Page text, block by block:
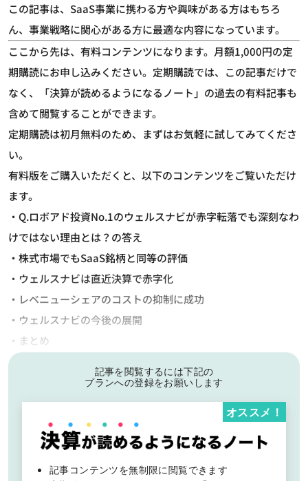
この記事は、SaaS事業に携わる方や興味がある方はもちろ
ん、事業戦略に関心がある方に最適な内容になっています。
ここから先は、有料コンテンツになります。月額1,000円の定
期購読にお申し込みください。定期購読では、この記事だけで
なく、「決算が読めるようになるノート」の過去の有料記事も
含めて閲覧することができます。
定期購読は初月無料のため、まずはお気軽に試してみてくださ
い。
有料版をご購入いただくと、以下のコンテンツをご覧いただけ
ます。
・Q.ロボアド投資No.1のウェルスナビが赤字転落でも深刻なわ
けではない理由とは？の答え
・株式市場でもSaaS銘柄と同等の評価
・ウェルスナビは直近決算で赤字化
・レベニューシェアのコストの抑制に成功
・ウェルスナビの今後の展開
・まとめ
記事を閲覧するには下記の
プランへの登録をお願いします
記事コンテンツを無制限に閲覧できます
オススメ！